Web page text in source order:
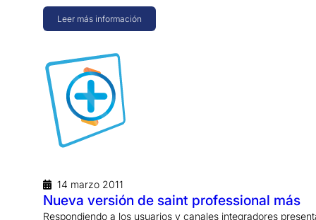
Leer más información
14 marzo 2011
Nueva versión de saint professional más
Respondiendo a los usuarios y canales integradores